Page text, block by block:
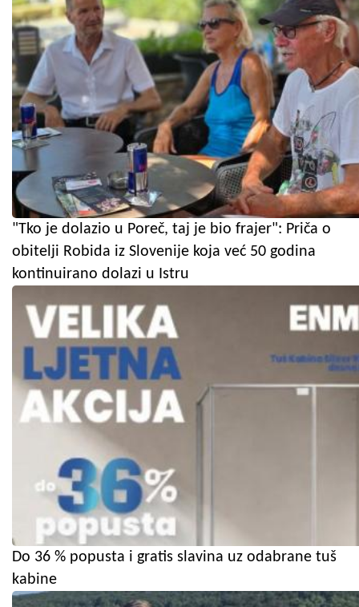
"Tko je dolazio u Poreč, taj je bio frajer": Priča o
obitelji Robida iz Slovenije koja već 50 godina
kontinuirano dolazi u Istru
Do 36 % popusta i gratis slavina uz odabrane tuš
kabine